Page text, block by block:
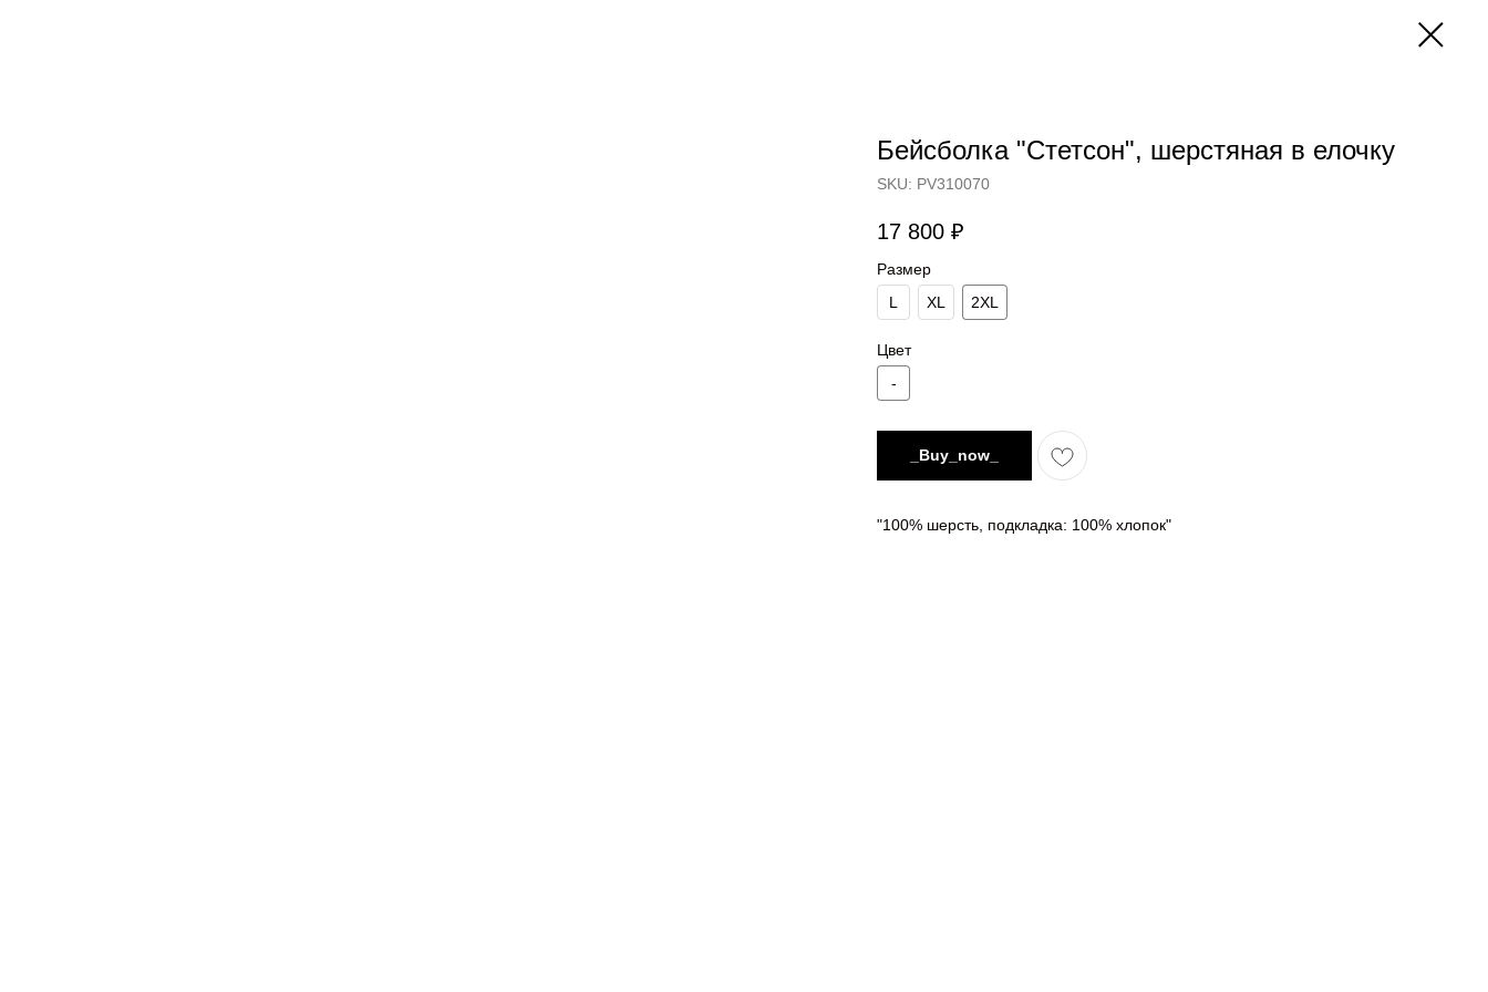
Бейсболка "Стетсон", шерстяная в елочку
SKU: PV310070
17 800 ₽
Размер
L
XL 2XL
Цвет
-
_Buy_now_
"100% шерсть, подкладка: 100% хлопок"